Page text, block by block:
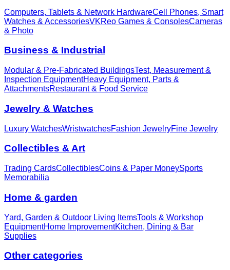
Computers, Tablets & Network HardwareCell Phones, Smart
Watches & AccessoriesVKReo Games & ConsolesCameras
& Photo
Business & Industrial
Modular & Pre-Fabricated BuildingsTest, Measurement &
Inspection EquipmentHeavy Equipment, Parts &
AttachmentsRestaurant & Food Service
Jewelry & Watches
Luxury WatchesWristwatchesFashion JewelryFine Jewelry
Collectibles & Art
Trading CardsCollectiblesCoins & Paper MoneySports
Memorabilia
Home & garden
Yard, Garden & Outdoor Living ItemsTools & Workshop
EquipmentHome ImprovementKitchen, Dining & Bar
Supplies
Other categories